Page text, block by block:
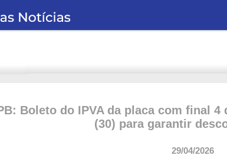
Boleto do IPVA da placa com final
(30) para garantir
29/04/2026